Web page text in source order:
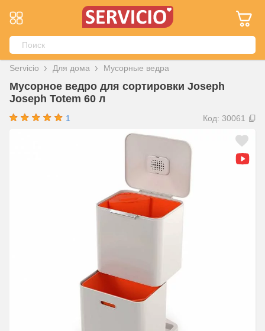
Servicio Для дома Мусорные ведра
Мусорное ведро для сортировки Joseph
Joseph Totem 60 л
1 Код: 30061